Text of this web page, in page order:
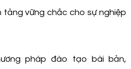
tảng vững chắc cho sự nghiệp
pháp đào tạo bài bản,